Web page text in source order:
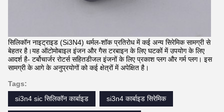
सिलिकॉन नाइट्राइड (Si3N4) थर्मल-शॉक प्रतिरोध में कई अन्य सिरेमिक सामग्री से
बेहतर है।यह ऑटोमोबाइल इंजन और गैस टरबाइन के लिए घटकों में उपयोग के लिए
आदर्श है- टर्बोचार्जर रोटर्स सहितडीजल इंजनों के लिए प्रकाश प्लग और गर्म प्लग। इस
सामग्री के आगे के अनुप्रयोगों को कई क्षेत्रों में अपेक्षित है।
Tags:
si3n4 sic सिलिकॉन कार्बाइड
si3n4 कार्बाइड सिरेमिक